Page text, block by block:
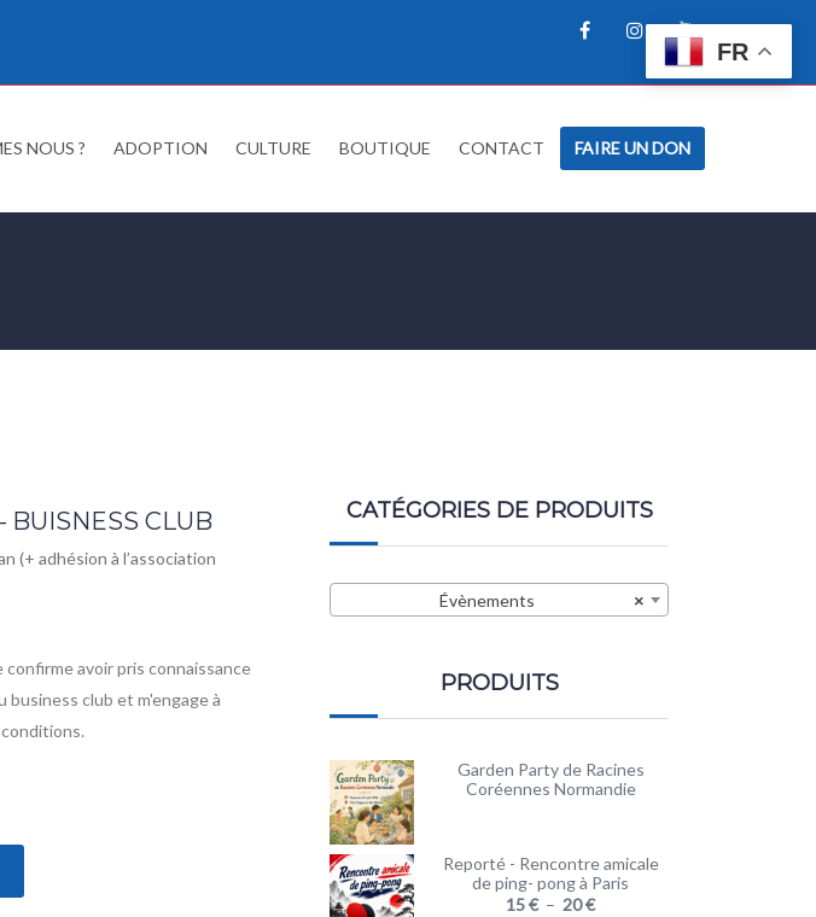
NOUS ? ADOPTION CULTURE BOUTIQUE CONTACT FAIRE UN DON
BUISNESS CLUB
(+ adhésion à l’association
avoir pris connaissance
business club et m'engage à
CATÉGORIES DE PRODUITS
×
Évènements
PRODUITS
Garden Party de Racines
Coréennes Normandie
Reporté - Rencontre amicale
de ping- pong à Paris
15€ – 20€
FR